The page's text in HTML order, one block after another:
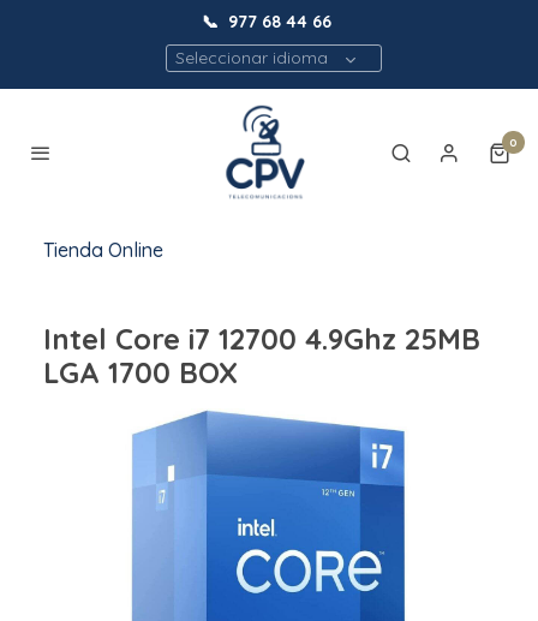
📞 977 68 44 66
Seleccionar idioma
0
Tienda Online
Intel Core i7 12700 4.9Ghz 25MB
LGA 1700 BOX